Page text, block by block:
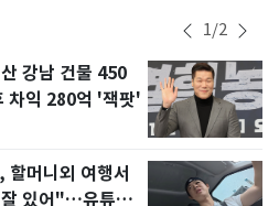
1/2
강남 건물 450
차익 280억 '잭팟'
머니외 여행서
있어"…유튜브